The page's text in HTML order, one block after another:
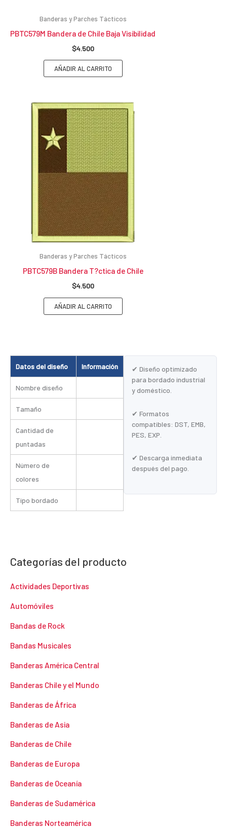
Datos del diseño Información
Nombre diseño
Tamaño
Cantidad de
puntadas
Número de
colores
Tipo bordado
✔ Diseño optimizado
para bordado industrial
y doméstico.
✔ Formatos
compatibles: DST, EMB,
PES, EXP.
✔ Descarga inmediata
después del pago.
Banderas y Parches Tácticos
PBTC579M Bandera de Chile Baja Visibilidad
$4.500
AÑADIR AL CARRITO
Banderas y Parches Tácticos
PBTC579B Bandera T?ctica de Chile
$4.500
AÑADIR AL CARRITO
Categorías del producto
Actividades Deportivas
Automóviles
Bandas de Rock
Bandas Musicales
Banderas América Central
Banderas Chile y el Mundo
Banderas de África
Banderas de Asia
Banderas de Chile
Banderas de Europa
Banderas de Oceanía
Banderas de Sudamérica
Banderas Norteamérica